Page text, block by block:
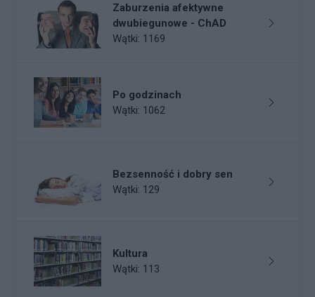
Zaburzenia afektywne
dwubiegunowe - ChAD
Wątki: 1169
Po godzinach
Wątki: 1062
Bezsenność i dobry sen
Wątki: 129
Kultura
Wątki: 113